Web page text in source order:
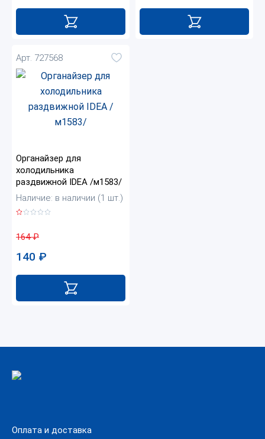
Арт. 727568
Органайзер для
холодильника
раздвижной IDEA /м1583/
Наличие: в наличии (1 шт.)
164₽
140 ₽
Оплата и доставка